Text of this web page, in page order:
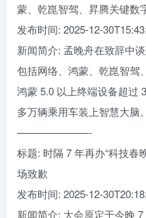
蒙、乾崑智驾、昇腾关键数
发布时间: 2025-12-
新闻简介: 孟晚舟在致辞中
包括网络、鸿蒙、乾崑智驾
鸿蒙 5.0 以上终端设备超过
多万辆乘用车装上智慧大脑。
———————-
标题: 时隔 7 年再办“科技春
场致歉
发布时间: 2025-12-
新闻简介: 大会原定于今晚